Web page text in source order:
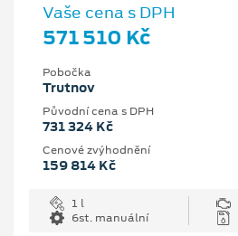
Vaše cena s DPH
571 510 Kč
Pobočka
Trutnov
Původní cena s DPH
731 324 Kč
Cenové zvýhodnění
159 814 Kč
1 l
6st. manuální